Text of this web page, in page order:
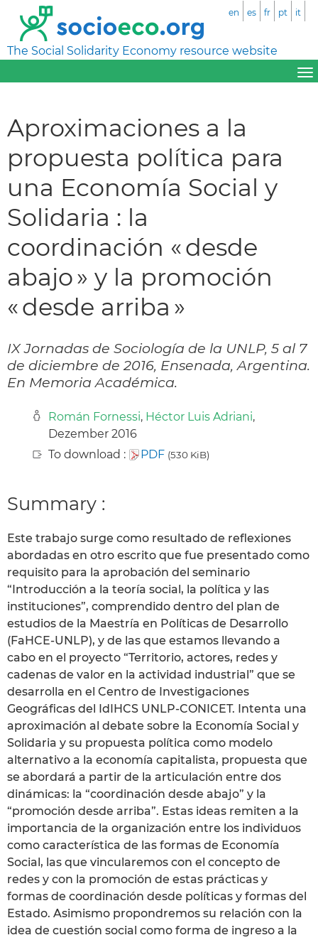
The Social Solidarity Economy resource website
en es fr pt it
Aproximaciones a la
propuesta política para
una Economía Social y
Solidaria : la
coordinación « desde
abajo » y la promoción
« desde arriba »
IX Jornadas de Sociología de la UNLP, 5 al 7
de diciembre de 2016, Ensenada, Argentina.
En Memoria Académica.
Román Fornessi, Héctor Luis Adriani,
Dezember 2016
To download :
PDF (530 KiB)
Summary :
Este trabajo surge como resultado de reflexiones
abordadas en otro escrito que fue presentado como
requisito para la aprobación del seminario
“Introducción a la teoría social, la política y las
instituciones”, comprendido dentro del plan de
estudios de la Maestría en Políticas de Desarrollo
(FaHCE-UNLP), y de las que estamos llevando a
cabo en el proyecto “Territorio, actores, redes y
cadenas de valor en la actividad industrial” que se
desarrolla en el Centro de Investigaciones
Geográficas del IdIHCS UNLP-CONICET. Intenta una
aproximación al debate sobre la Economía Social y
Solidaria y su propuesta política como modelo
alternativo a la economía capitalista, propuesta que
se abordará a partir de la articulación entre dos
dinámicas: la “coordinación desde abajo” y la
“promoción desde arriba”. Estas ideas remiten a la
importancia de la organización entre los individuos
como característica de las formas de Economía
Social, las que vincularemos con el concepto de
redes y con la promoción de estas prácticas y
formas de coordinación desde políticas y formas del
Estado. Asimismo propondremos su relación con la
idea de cuestión social como forma de ingreso a la